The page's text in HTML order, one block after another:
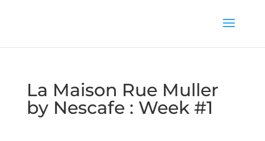
La Maison Rue Muller
by Nescafe : Week #1